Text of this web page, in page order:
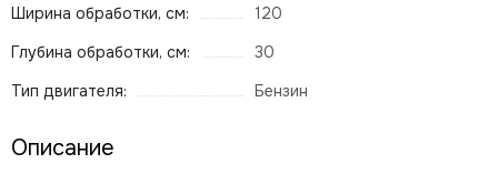
Ширина обработки, см:
120
Глубина обработки, см:
30
Тип двигателя:
Бензин
Описание